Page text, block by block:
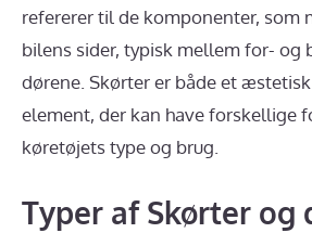
refererer til de komponenter, som
bilens sider, typisk mellem for- og
dørene. Skørter er både et
element, der kan have forskellige
køretøjets type og brug.
Typer af Skørter og